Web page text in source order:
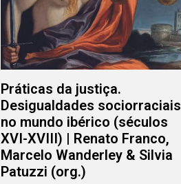
Práticas da justiça.
Desigualdades sociorraciais
no mundo ibérico (séculos
XVI-XVIII) | Renato Franco,
Marcelo Wanderley & Silvia
Patuzzi (org.)